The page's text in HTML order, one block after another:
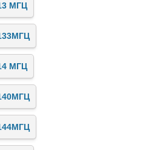
МГЦ
МГЦ